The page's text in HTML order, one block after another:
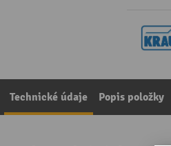
Technické údaje Popis položky